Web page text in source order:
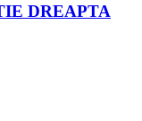
DREAPTA